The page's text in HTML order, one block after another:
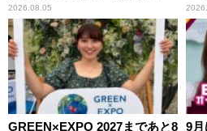
ッズ発売
2026.08.05
紹
GREEN×EXPO 2027まであと8 9